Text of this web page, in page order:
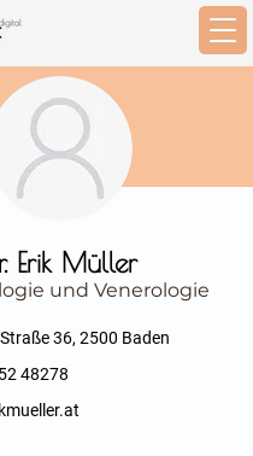
Erik Müller
und Venerologie
36, 2500 Baden
48278